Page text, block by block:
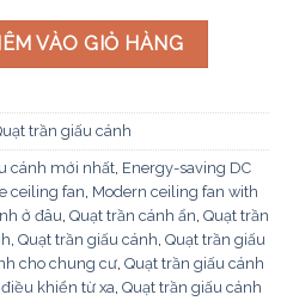
số lượng
VÀO GIỎ HÀNG
trần giấu cánh
cánh mới nhất, Energy-saving DC
ceiling fan, Modern ceiling fan with
ở đâu, Quạt trần cánh ẩn, Quạt trần
, Quạt trần giấu cánh, Quạt trần giấu
cho chung cư, Quạt trần giấu cánh
khiển từ xa, Quạt trần giấu cánh